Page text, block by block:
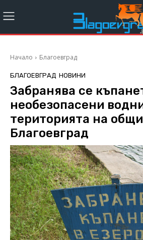
Начало Благоевград
БЛАГОЕВГРАД НОВИНИ
Забранява се
необезопасени
територията на
Благоевград